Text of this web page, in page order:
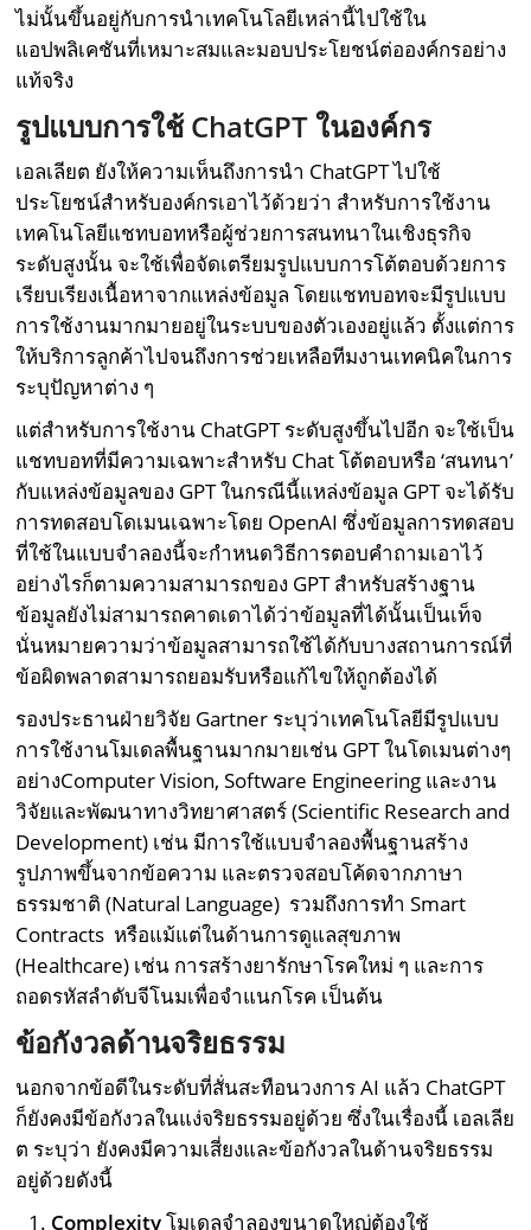
ไม่นั้นขึ้นอยู่กับการนำเทคโนโลยีเหล่านี้ไปใช้ใน
แอปพลิเคชันที่เหมาะสมและมอบประโยชน์ต่อองค์กรอย่าง
แท้จริง
รูปแบบการใช้ChatGPT ในองค์กร
เอลเลียต ยังให้ความเห็นถึงการนำ ChatGPT ไปใช้
ประโยชน์สำหรับองค์กรเอาไว้ด้วยว่า สำหรับการใช้งาน
เทคโนโลยีแชทบอทหรือผู้ช่วยการสนทนาในเชิงธุรกิจ
ระดับสูงนั้น จะใช้เพื่อจัดเตรียมรูปแบบการโต้ตอบด้วยการ
เรียบเรียงเนื้อหาจากแหล่งข้อมูล โดยแชทบอทจะมีรูปแบบ
การใช้งานมากมายอยู่ในระบบของตัวเองอยู่แล้ว ตั้งแต่การ
ให้บริการลูกค้าไปจนถึงการช่วยเหลือทีมงานเทคนิคในการ
ระบุปัญหาต่าง ๆ
แต่สำหรับการใช้งาน ChatGPT ระดับสูงขึ้นไปอีก จะใช้เป็น
แชทบอทที่มีความเฉพาะสำหรับ Chat โต้ตอบหรือ ‘สนทนา’
กับแหล่งข้อมูลของ GPT ในกรณีนี้แหล่งข้อมูล GPT จะได้รับ
การทดสอบโดเมนเฉพาะโดย OpenAI ซึ่งข้อมูลการทดสอบ
ที่ใช้ในแบบจำลองนี้จะกำหนดวิธีการตอบคำถามเอาไว้
อย่างไรก็ตามความสามารถของ GPT สำหรับสร้างฐาน
ข้อมูลยังไม่สามารถคาดเดาได้ว่าข้อมูลที่ได้นั้นเป็นเท็จ
นั่นหมายความว่าข้อมูลสามารถใช้ได้กับบางสถานการณ์ที่
ข้อผิดพลาดสามารถยอมรับหรือแก้ไขให้ถูกต้องได้
รองประธานฝ่ายวิจัย Gartner ระบุว่าเทคโนโลยีมีรูปแบบ
การใช้งานโมเดลพื้นฐานมากมายเช่น GPT ในโดเมนต่างๆ
อย่างComputer Vision, Software Engineering และงาน
วิจัยและพัฒนาทางวิทยาศาสตร์ (Scientific Research and
Development) เช่น มีการใช้แบบจำลองพื้นฐานสร้าง
รูปภาพขึ้นจากข้อความ และตรวจสอบโค้ดจากภาษา
ธรรมชาติ (Natural Language) รวมถึงการทำ Smart
Contracts หรือแม้แต่ในด้านการดูแลสุขภาพ
(Healthcare) เช่น การสร้างยารักษาโรคใหม่ ๆ และการ
ถอดรหัสลำดับจีโนมเพื่อจำแนกโรค เป็นต้น
ข้อกังวลด้านจริยธรรม
นอกจากข้อดีในระดับที่สั่นสะทือนวงการ AI แล้ว ChatGPT
ก็ยังคงมีข้อกังวลในแง่จริยธรรมอยู่ด้วย ซึ่งในเรื่องนี้ เอลเลีย
ต ระบุว่า ยังคงมีความเสี่ยงและข้อกังวลในด้านจริยธรรม
อยู่ด้วยดังนี้
Complexityโมเดลจำลองขนาดใหญ่ต้องใช้